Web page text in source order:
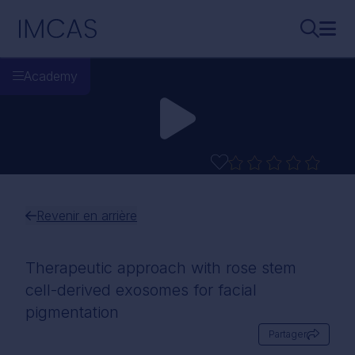
IMCAS
Academy
Revenir en arrière
Therapeutic approach with rose stem
cell-derived exosomes for facial
pigmentation
Partager